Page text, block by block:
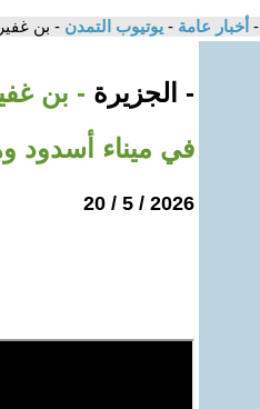
- أخبار عامة - يوتيوب التمدن - بن
- الجزيرة - بن
في ميناء أسدود
2026 / 5 / 20